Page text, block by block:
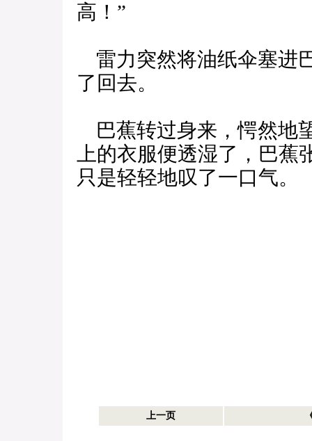
高！”
雷力突然将油纸伞塞进
了回去。
巴蕉转过身来，愕然地
上的衣服便透湿了，巴
只是轻轻地叹了一口气。
上一页